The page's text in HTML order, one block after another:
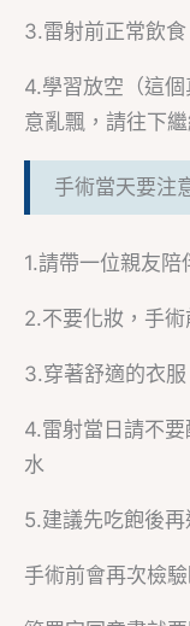
3.雷射前正常飲
4.學習放空（這
意亂飄，請往下繼
手術當天要注
1.請帶一位親友
2.不要化妝，手
3.穿著舒適的衣服
4.雷射當日請不
水
5.建議先吃飽後
手術前會再次檢